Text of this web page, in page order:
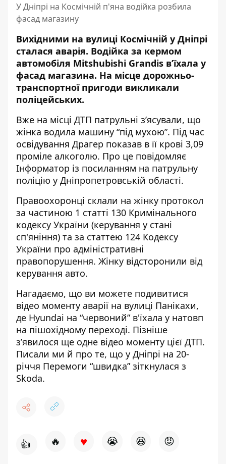
У Дніпрі на Космічній п'яна водійка розбила
фасад магазину
Вихідними на вулиці Космічній у Дніпрі
сталася аварія. Водійка за кермом
автомобіля Mitshubishi Grandis в’їхала у
фасад магазина. На місце дорожньо-
транспортної пригоди викликали
поліцейських.
Вже на місці ДТП патрульні з’ясували, що
жінка водила машину “під мухою”. Під час
освідування Драгер показав в її крові 3,09
проміле алкоголю. Про це повідомляє
Інформатор із посиланням на патрульну
поліцію у Дніпропетровській області.
Правоохоронці склали на жінку протокол
за частиною 1 статті 130 Кримінального
кодексу України (керування у стані
сп'яніння) та за статтею 124 Кодексу
України про адміністративні
правопорушення. Жінку відсторонили від
керування авто.
Нагадаємо, що ви можете подивитися
відео моменту аварії на вулиці Панікахи,
де Hyundai на “червоний” в'їхала у натовп
на пішохідному переході. Пізніше
з’явилося ще одне відео моменту цієї ДТП.
Писали ми й про те, що у Дніпрі на 20-
річчя Перемоги “швидка” зіткнулася з
Skoda.
👍 🔥 ♥ 😭 😆 😡